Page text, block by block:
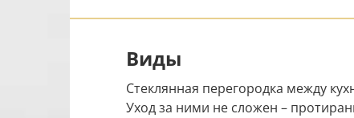
Виды
Стеклянная перегородка между
Уход за ними не сложен –